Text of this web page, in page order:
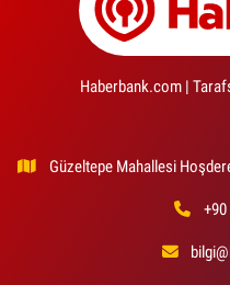
Haberbank.com |
Güzeltepe Mahallesi
+90